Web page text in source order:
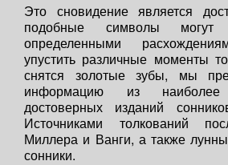
Это сновидение является
подобные символы могут
определенными
упустить различные моменты
снятся золотые зубы, мы
информацию из
достоверных изданий
Источниками толкований
Миллера и Ванги, а также
сонники.